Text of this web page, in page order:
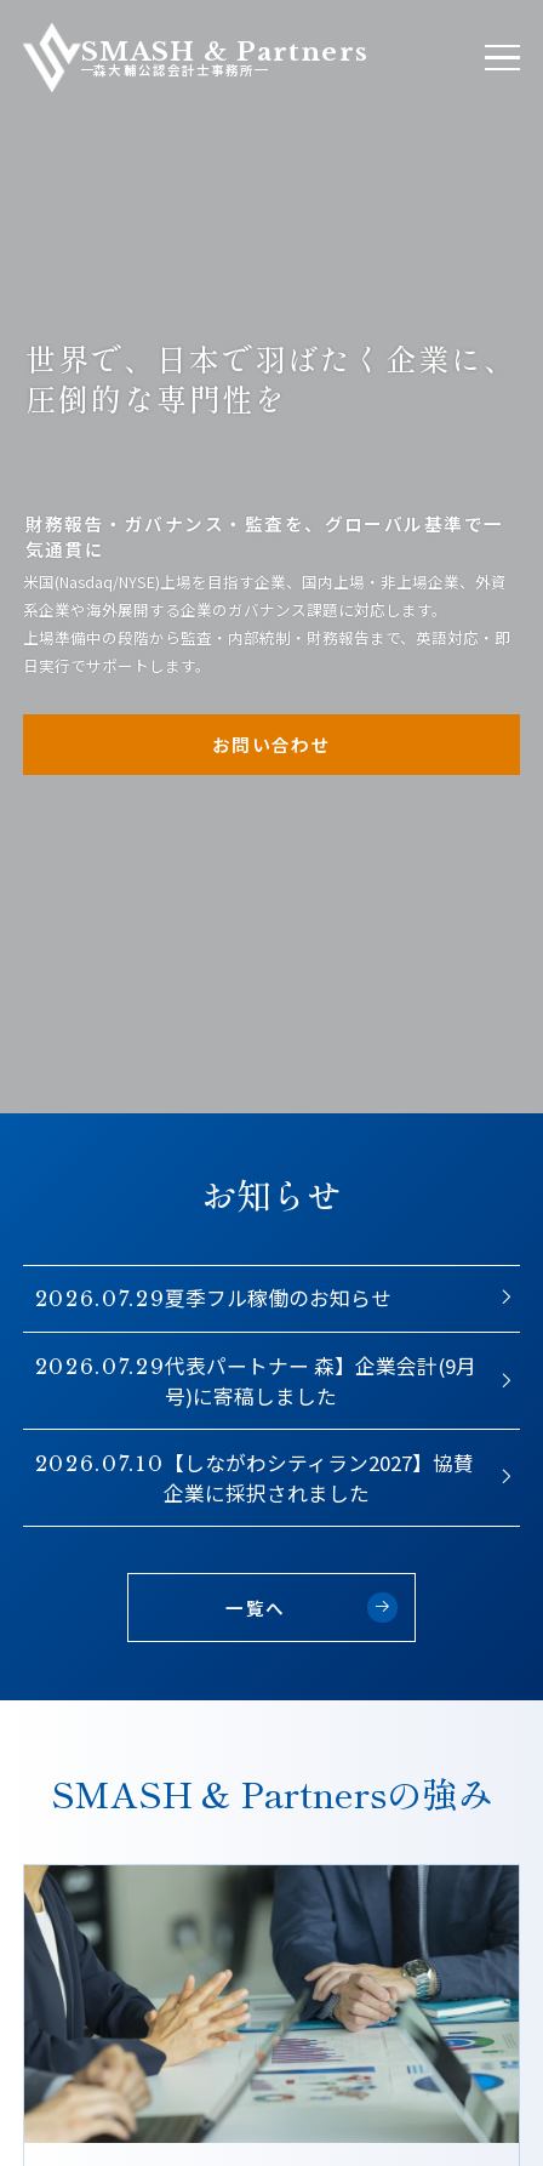
SMASH & Partners
森大輔公認会計士事務所
世界で、日本で羽ばたく企業に、
圧倒的な専門性を
財務報告・ガバナンス・監査を、グローバル基準で一
気通貫に
米国(Nasdaq/NYSE)上場を目指す企業、国内上場・非上場企業、外資
系企業や海外展開する企業のガバナンス課題に対応します。
上場準備中の段階から監査・内部統制・財務報告まで、英語対応・即
日実行でサポートします。
お問い合わせ
お知らせ
2026.07.29夏季フル稼働のお知らせ
2026.07.29代表パートナー 森】企業会計(9月
号)に寄稿しました
2026.07.10
【しながわシティラン2027】協賛
企業に採択されました
一覧へ
SMASH & Partnersの強み